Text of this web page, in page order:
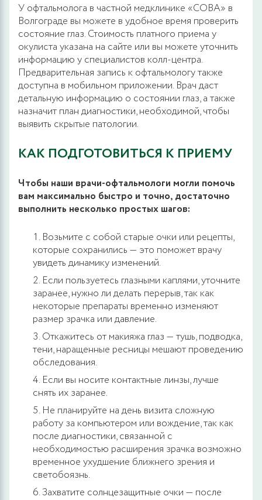
У офтальмолога в частной медклинике «СОВА» в
Волгограде вы можете в удобное время проверить
состояние глаз. Стоимость платного приема у
окулиста указана на сайте или вы можете уточнить
информацию у специалистов колл-центра.
Предварительная запись к офтальмологу также
доступна в мобильном приложении. Врач даст
детальную информацию о состоянии глаз, а также
назначит план диагностики, необходимой, чтобы
выявить скрытые патологии.
КАК ПОДГОТОВИТЬСЯ К ПРИЕМУ
Чтобы наши врачи-офтальмологи могли помочь
вам максимально быстро и точно, достаточно
выполнить несколько простых шагов:
Возьмите с собой старые очки или рецепты,
которые сохранились — это поможет врачу
увидеть динамику изменений.
Если пользуетесь глазными каплями, уточните
заранее, нужно ли делать перерыв, так как
некоторые препараты временно изменяют
размер зрачка или давление.
Откажитесь от макияжа глаз — тушь, подводка,
тени, наращенные ресницы мешают проведению
обследования.
Если вы носите контактные линзы, лучше
снять их заранее.
Не планируйте на день визита сложную
работу за компьютером или вождение, так как
после диагностики, связанной с
необходимостью расширения зрачка возможно
временное ухудшение ближнего зрения и
светобоязнь.
Захватите солнцезащитные очки — после